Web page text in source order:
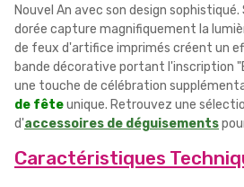
Nouvel An avec son design
dorée capture magnifiquement la
de feux d'artifice imprimés créent un
bande décorative portant l'inscription
une touche de célébration
de fêteunique. Retrouvez une
d'accessoires de déguisements
Caractéristiques